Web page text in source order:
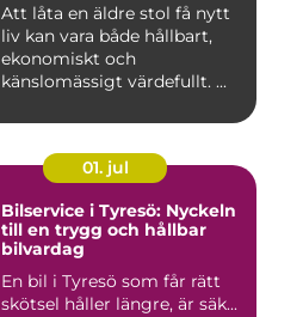
Att låta en äldre stol få nytt
liv kan vara både hållbart,
ekonomiskt och
känslomässigt värdefullt. ...
01. jul
Bilservice i Tyresö: Nyckeln
till en trygg och hållbar
bilvardag
En bil i Tyresö som får rätt
skötsel håller längre, är säk...